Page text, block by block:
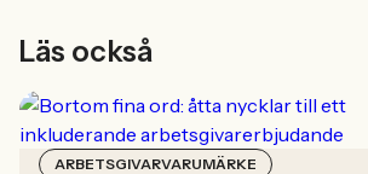
Läs också
ARBETSGIVARVARUMÄRKE